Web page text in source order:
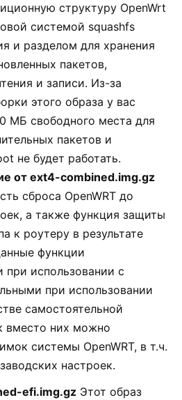
структуру OpenWrt
системой squashfs
и разделом для хранения
пакетов,
и записи. Из-за
этого образа у вас
МБ свободного места для
пакетов и
не будет работать.
от ext4-combined.img.gz
сброса OpenWRT до
а также функция защиты
к роутеру в результате
функции
использовании с
при использовании
самостоятельной
вместо них можно
системы OpenWRT, в т.ч.
настроек.
efi.img.gz Этот образ